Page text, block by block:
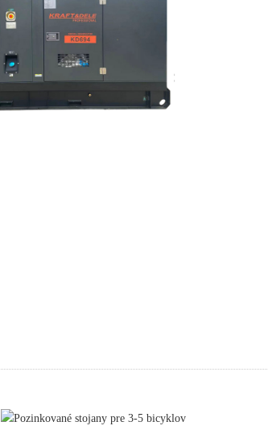
Pozinkované stojany pre 3-5 bicyklov